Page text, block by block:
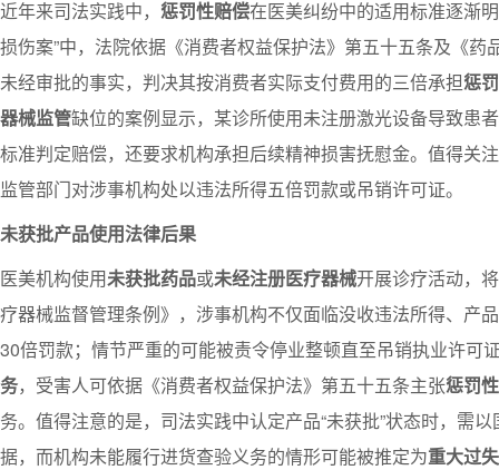
近年来司法实践中， 惩罚性赔偿在医美纠纷中的适用标准逐渐
损伤案”中，法院依据《消费者权益保护法》第五十五条及《
未经审批的事实，判决其按消费者实际支付费用的三倍承担惩
器械监管缺位的案例显示，某诊所使用未注册激光设备导致患
标准判定赔偿，还要求机构承担后续精神损害抚慰金。值得关
监管部门对涉事机构处以违法所得五倍罚款或吊销许可证。
未获批产品使用法律后果
医美机构使用未获批药品或未经注册医疗器械开展诊疗活动，
疗器械监督管理条例》，涉事机构不仅面临没收违法所得、产
30倍罚款；情节严重的可能被责令停业整顿直至吊销执业许可
务，受害人可依据《消费者权益保护法》第五十五条主张惩罚
务。值得注意的是，司法实践中认定产品“未获批”状态时，需
据，而机构未能履行进货查验义务的情形可能被推定为重大过失